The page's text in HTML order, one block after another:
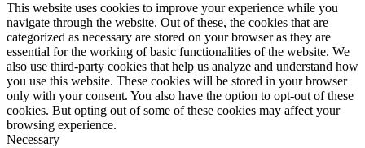
This website uses cookies to improve your experience while you
navigate through the website. Out of these, the cookies that are
categorized as necessary are stored on your browser as they are
essential for the working of basic functionalities of the website. We
also use third-party cookies that help us analyze and understand how
you use this website. These cookies will be stored in your browser
only with your consent. You also have the option to opt-out of these
cookies. But opting out of some of these cookies may affect your
browsing experience.
Necessary